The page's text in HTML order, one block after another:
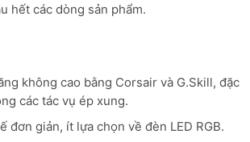
hết các dòng sản phẩm.
không cao bằng Corsair và G.Skill, đặc
các tác vụ ép xung.
đơn giản, ít lựa chọn về đèn LED RGB.